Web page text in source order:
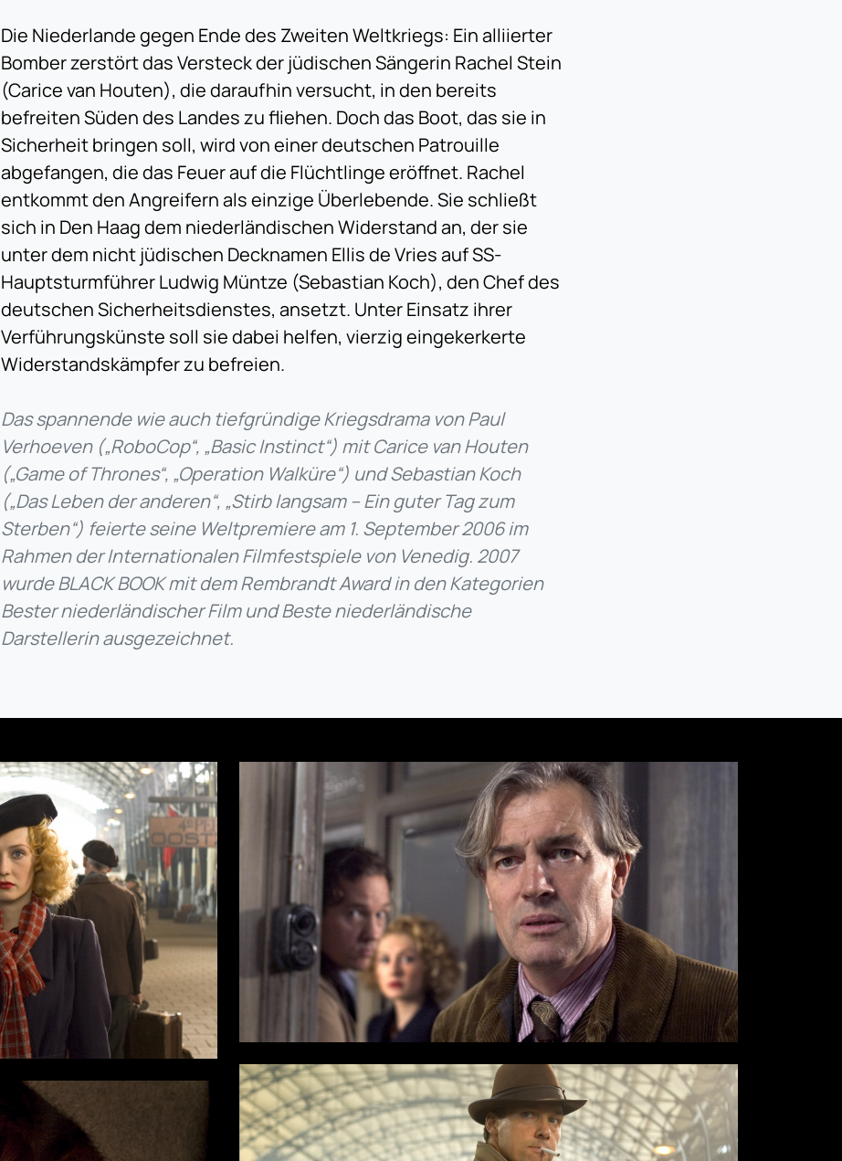
Die Niederlande gegen Ende des Zweiten Weltkriegs: Ein alliierter
Bomber zerstört das Versteck der jüdischen Sängerin Rachel Stein
(Carice van Houten), die daraufhin versucht, in den bereits
befreiten Süden des Landes zu fliehen. Doch das Boot, das sie in
Sicherheit bringen soll, wird von einer deutschen Patrouille
abgefangen, die das Feuer auf die Flüchtlinge eröffnet. Rachel
entkommt den Angreifern als einzige Überlebende. Sie schließt
sich in Den Haag dem niederländischen Widerstand an, der sie
unter dem nicht jüdischen Decknamen Ellis de Vries auf SS-
Hauptsturmführer Ludwig Müntze (Sebastian Koch), den Chef des
deutschen Sicherheitsdienstes, ansetzt. Unter Einsatz ihrer
Verführungskünste soll sie dabei helfen, vierzig eingekerkerte
Widerstandskämpfer zu befreien.
Das spannende wie auch tiefgründige Kriegsdrama von Paul
Verhoeven („RoboCop“, „Basic Instinct“) mit Carice van Houten
(„Game of Thrones“, „Operation Walküre“) und Sebastian Koch
(„Das Leben der anderen“, „Stirb langsam – Ein guter Tag zum
Sterben“) feierte seine Weltpremiere am 1. September 2006 im
Rahmen der Internationalen Filmfestspiele von Venedig. 2007
wurde BLACK BOOK mit dem Rembrandt Award in den Kategorien
Bester niederländischer Film und Beste niederländische
Darstellerin ausgezeichnet.